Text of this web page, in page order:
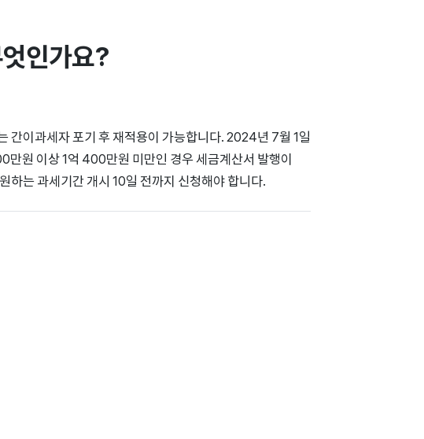
인가요?
간이과세자 포기 후 재적용이 가능합니다. 2024년 7월 1일
원 이상 1억 400만원 미만인 경우 세금계산서 발행이
하는 과세기간 개시 10일 전까지 신청해야 합니다.